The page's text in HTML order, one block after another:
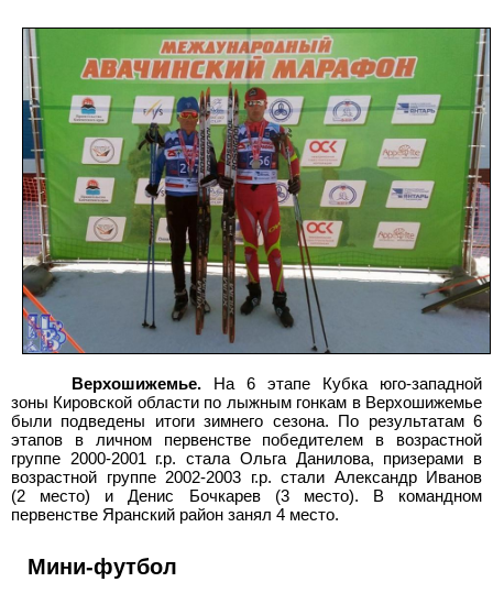
Верхошижемье.
На 6 этапе Кубка юго-западной
зоны Кировской области по лыжным гонкам в Верхошижемье
были подведены итоги зимнего сезона. По результатам 6
этапов в личном первенстве победителем в возрастной
группе 2000-2001
г.р. стала Ольга Данилова, призерами в
возрастной группе 2002-2003
г.р. стали Александр Иванов
(2
место) и Денис Бочкарев (3
место). В командном
первенстве Яранский район занял 4 место.
Мини-футбол